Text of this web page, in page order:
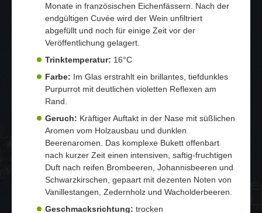
Monate in französischen Eichenfässern. Nach der
endgültigen Cuvée wird der Wein unfiltriert
abgefüllt und noch für einige Zeit vor der
Veröffentlichung gelagert.
Trinktemperatur: 16°C
Farbe: Im Glas erstrahlt ein brillantes, tiefdunkles
Purpurrot mit deutlichen violetten Reflexen am
Rand.
Geruch: Kräftiger Auftakt in der Nase mit süßlichen
Aromen vom Holzausbau und dunklen
Beerenaromen. Das komplexe Bukett offenbart
nach kurzer Zeit einen intensiven, saftig-fruchtigen
Duft nach reifen Brombeeren, Johannisbeeren und
Schwarzkirschen, gepaart mit dezenten Noten von
Vanillestangen, Zedernholz und Wacholderbeeren.
Geschmacksrichtung: trocken